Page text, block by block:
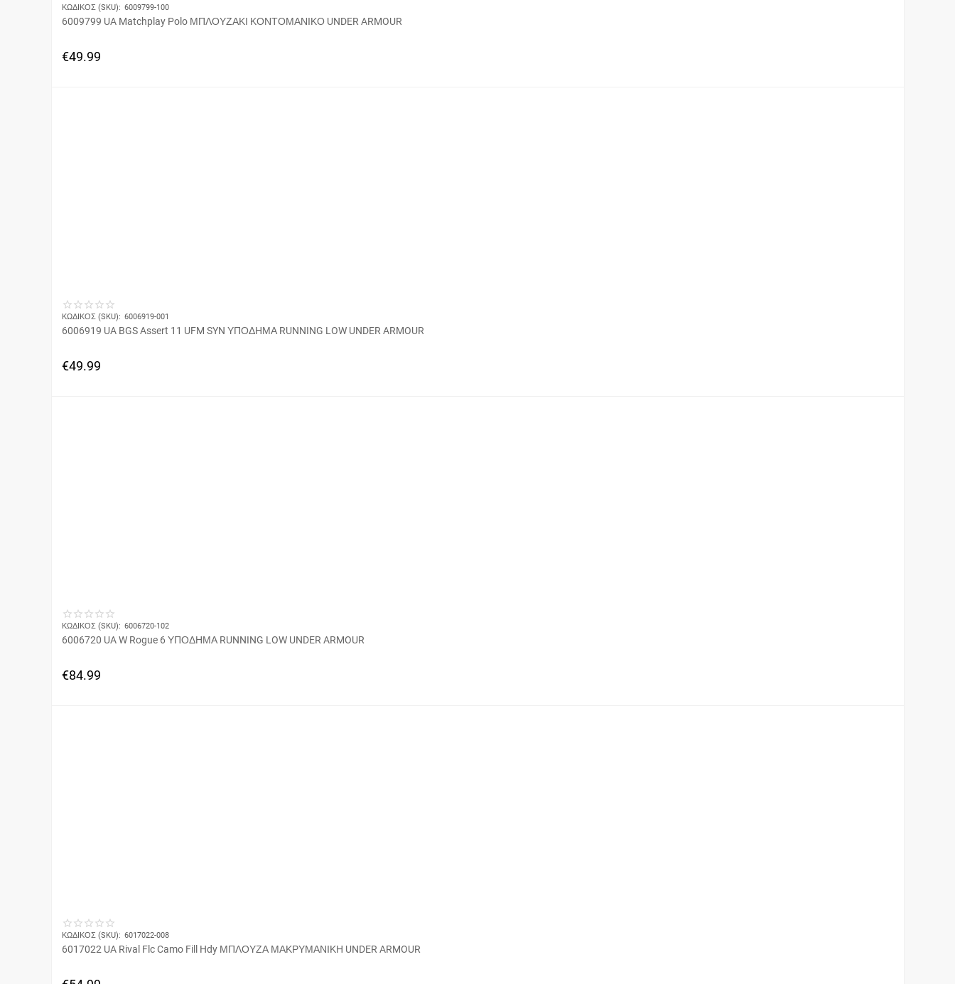
ΚΩΔΙΚΟΣ (SKU): 6009799-100
6009799 UA Matchplay Polo ΜΠΛΟΥΖΑΚΙ ΚΟΝΤΟΜΑΝΙΚΟ UNDER ARMOUR
€49.99
ΚΩΔΙΚΟΣ (SKU): 6006919-001
6006919 UA BGS Assert 11 UFM SYN ΥΠΟΔΗΜΑ RUNNING LOW UNDER ARMOUR
€49.99
ΚΩΔΙΚΟΣ (SKU): 6006720-102
6006720 UA W Rogue 6 ΥΠΟΔΗΜΑ RUNNING LOW UNDER ARMOUR
€84.99
ΚΩΔΙΚΟΣ (SKU): 6017022-008
6017022 UA Rival Flc Camo Fill Hdy ΜΠΛΟΥΖΑ ΜΑΚΡΥΜΑΝΙΚΗ UNDER ARMOUR